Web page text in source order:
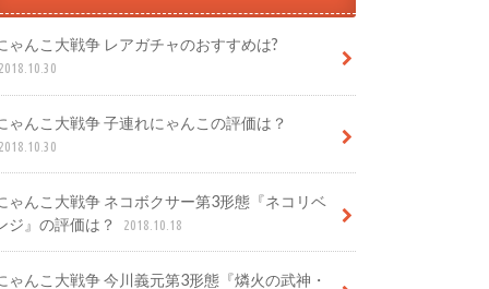
ゃんこ大戦争 レアガチャのおすすめは?
ゃんこ大戦争 子連れにゃんこの評価は？
ゃんこ大戦争 ネコボクサー第3形態『ネコリベ
ジ』の評価は？
2018.10.18
ゃんこ大戦争 今川義元第3形態『燐火の武神・